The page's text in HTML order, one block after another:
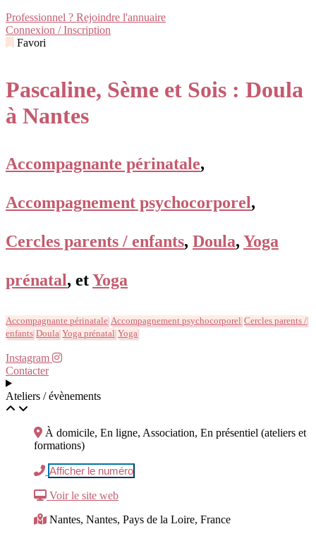
Professionnel ? Rejoindre l'annuaire
Connexion / Inscription
Favori
Pascaline, Sème et Sois : Doula
à Nantes
Accompagnante périnatale,
Accompagnement psychocorporel,
Cercles parents / enfants, Doula, Yoga
prénatal, etYoga
Accompagnante périnatale Accompagnement psychocorporel Cercles parents /
enfants Doula Yoga prénatal Yoga
Instagram
Contacter
Ateliers / évènements
À domicile, En ligne, Association, En présentiel (ateliers et
formations)
Afficher le numéro
Voir le site web
Nantes, Nantes, Pays de la Loire, France